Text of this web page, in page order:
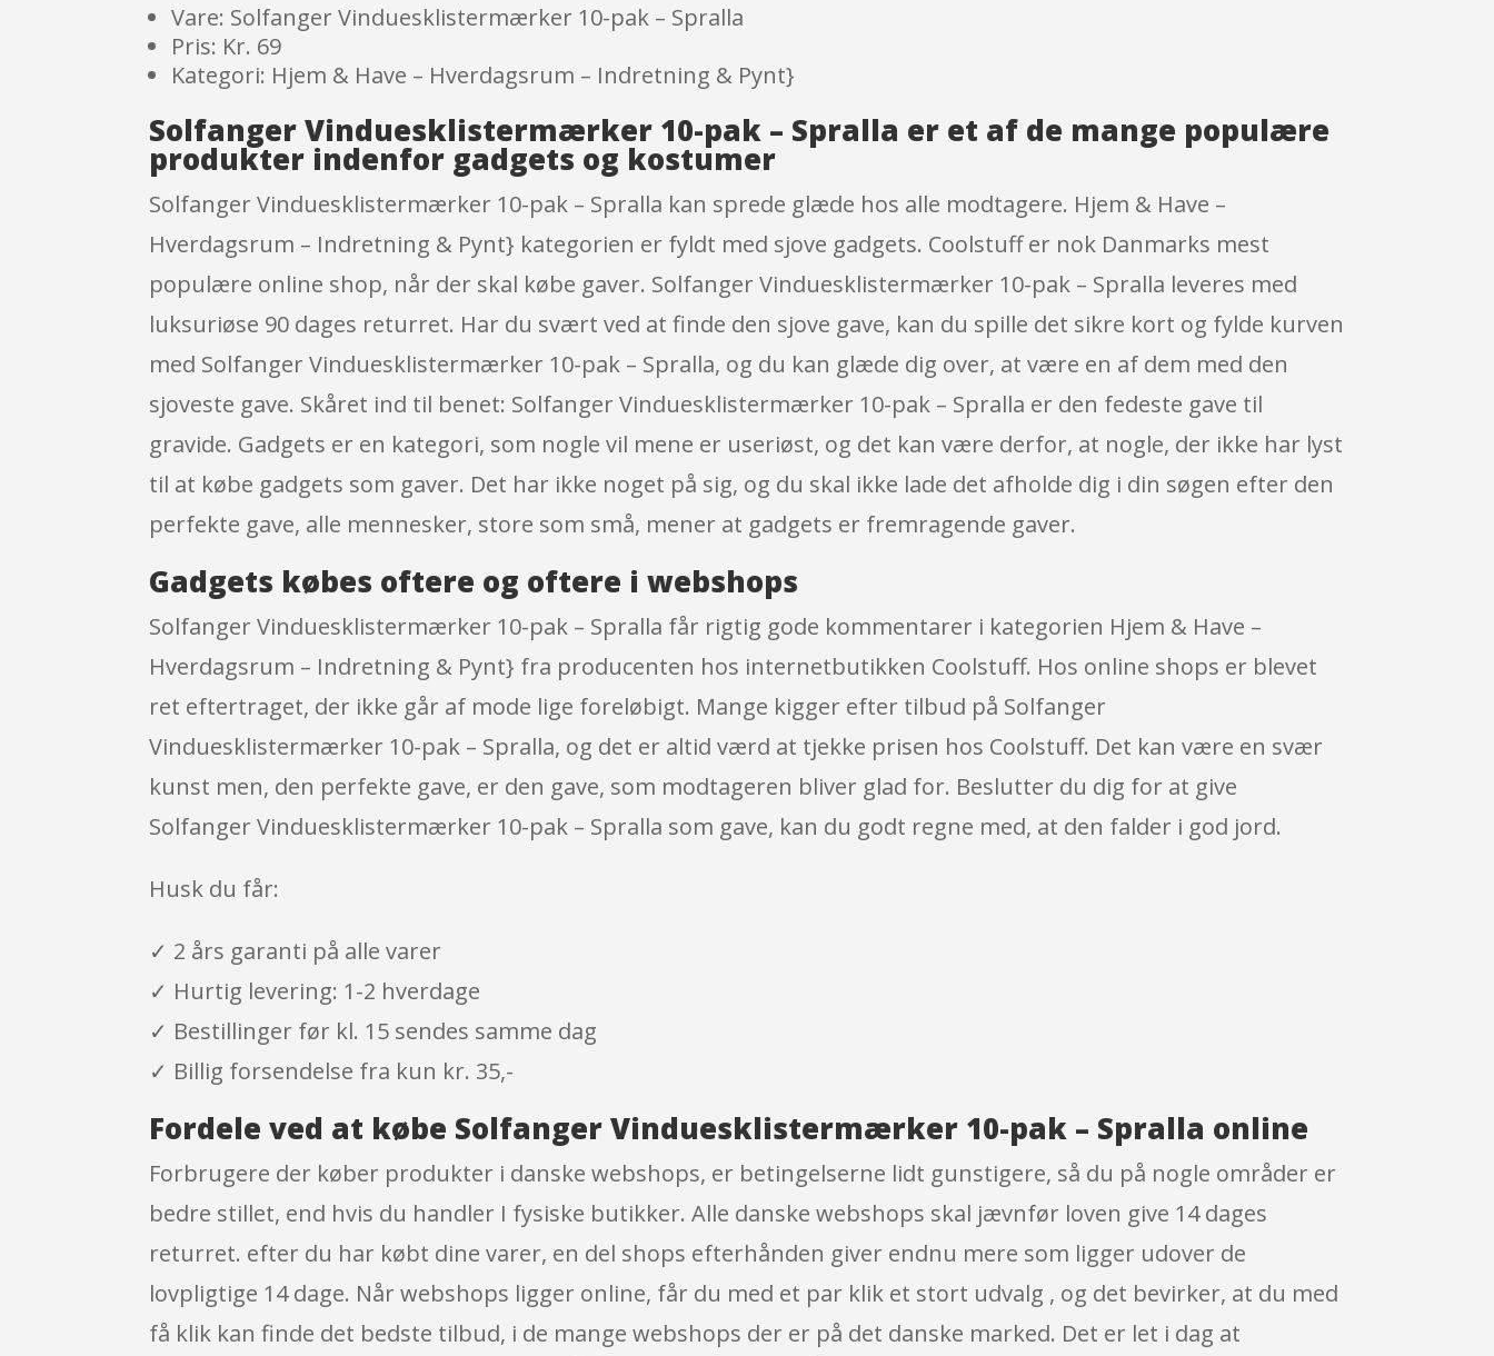
Vare: Solfanger Vinduesklistermærker 10-pak – Spralla
Pris: Kr. 69
Kategori: Hjem & Have – Hverdagsrum – Indretning & Pynt}
Solfanger Vinduesklistermærker 10-pak – Spralla er et af de mange populære
produkter indenfor gadgets og kostumer
Solfanger Vinduesklistermærker 10-pak – Spralla kan sprede glæde hos alle modtagere. Hjem & Have –
Hverdagsrum – Indretning & Pynt} kategorien er fyldt med sjove gadgets. Coolstuff er nok Danmarks mest
populære online shop, når der skal købe gaver. Solfanger Vinduesklistermærker 10-pak – Spralla leveres med
luksuriøse 90 dages returret. Har du svært ved at finde den sjove gave, kan du spille det sikre kort og fylde kurven
med Solfanger Vinduesklistermærker 10-pak – Spralla, og du kan glæde dig over, at være en af dem med den
sjoveste gave. Skåret ind til benet: Solfanger Vinduesklistermærker 10-pak – Spralla er den fedeste gave til
gravide. Gadgets er en kategori, som nogle vil mene er useriøst, og det kan være derfor, at nogle, der ikke har lyst
til at købe gadgets som gaver. Det har ikke noget på sig, og du skal ikke lade det afholde dig i din søgen efter den
perfekte gave, alle mennesker, store som små, mener at gadgets er fremragende gaver.
Gadgets købes oftere og oftere i webshops
Solfanger Vinduesklistermærker 10-pak – Spralla får rigtig gode kommentarer i kategorien Hjem & Have –
Hverdagsrum – Indretning & Pynt} fra producenten hos internetbutikken Coolstuff. Hos online shops er blevet
ret eftertraget, der ikke går af mode lige foreløbigt. Mange kigger efter tilbud på Solfanger
Vinduesklistermærker 10-pak – Spralla, og det er altid værd at tjekke prisen hos Coolstuff. Det kan være en svær
kunst men, den perfekte gave, er den gave, som modtageren bliver glad for. Beslutter du dig for at give
Solfanger Vinduesklistermærker 10-pak – Spralla som gave, kan du godt regne med, at den falder i god jord.
Husk du får:
✓ 2 års garanti på alle varer
✓ Hurtig levering: 1-2 hverdage
✓ Bestillinger før kl. 15 sendes samme dag
✓ Billig forsendelse fra kun kr. 35,-
Fordele ved at købe Solfanger Vinduesklistermærker 10-pak – Spralla online
Forbrugere der køber produkter i danske webshops, er betingelserne lidt gunstigere, så du på nogle områder er
bedre stillet, end hvis du handler I fysiske butikker. Alle danske webshops skal jævnfør loven give 14 dages
returret. efter du har købt dine varer, en del shops efterhånden giver endnu mere som ligger udover de
lovpligtige 14 dage. Når webshops ligger online, får du med et par klik et stort udvalg , og det bevirker, at du med
få klik kan finde det bedste tilbud, i de mange webshops der er på det danske marked. Det er let i dag at